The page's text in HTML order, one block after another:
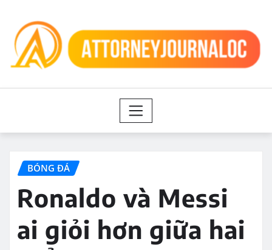
content
BÓNG ĐÁ
Ronaldo và Messi
ai giỏi hơn giữa hai